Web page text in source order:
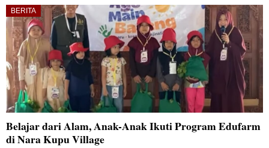
BERITA
Belajar dari Alam, Anak-Anak Ikuti Program Edufarm
di Nara Kupu Village